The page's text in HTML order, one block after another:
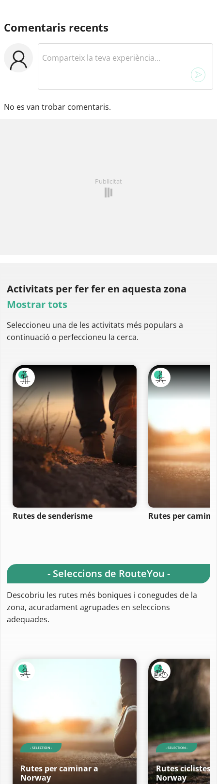
Comentaris recents
No es van trobar comentaris.
Publicitat
Activitats per ferfer en aquesta zona
Mostrar tots
Seleccioneu una de les activitats més populars a
continuació o perfeccioneu la cerca.
Rutes de senderisme Rutes per
- Seleccions de RouteYou -
Descobriu les rutes més boniques i conegudes de la
zona, acuradament agrupades en seleccions
adequades.
- SELECTION -
Rutes per caminar a
Norway
- SELECTION -
Rutes ciclistes
Norway